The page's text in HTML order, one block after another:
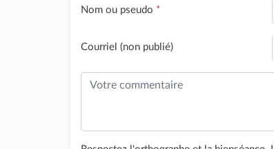
Nom ou pseudo *
Courriel (non publié)